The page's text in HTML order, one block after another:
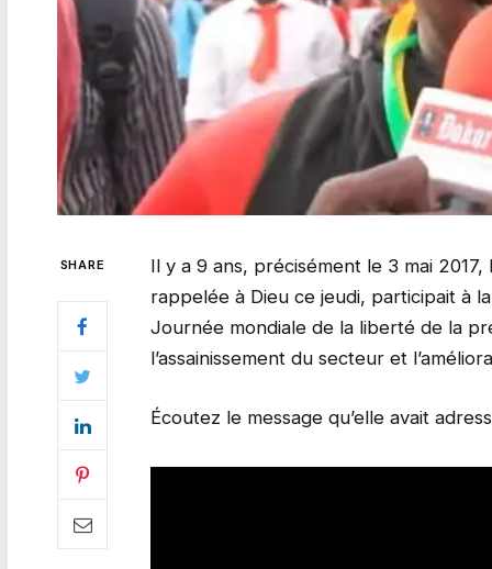
SHARE
Il y a 9 ans, précisément le 3 mai
rappelée à Dieu ce jeudi, participait à
Journée mondiale de la liberté de la
l’assainissement du secteur et
Écoutez le message qu’elle avait